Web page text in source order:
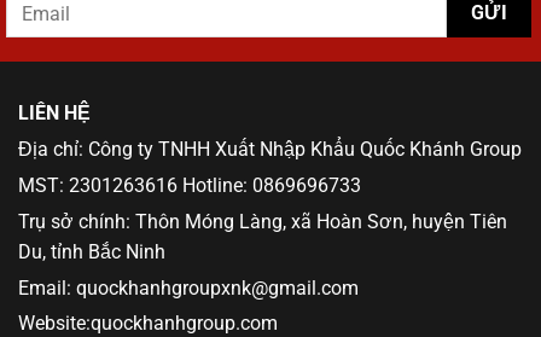
LIÊN HỆ
Địa chỉ: Công ty TNHH Xuất Nhập Khẩu Quốc Khánh Group
MST: 2301263616 Hotline: 0869696733
Trụ sở chính: Thôn Móng Làng, xã Hoàn Sơn, huyện Tiên
Du, tỉnh Bắc Ninh
Email: quockhanhgroupxnk@gmail.com
Website:quockhanhgroup.com